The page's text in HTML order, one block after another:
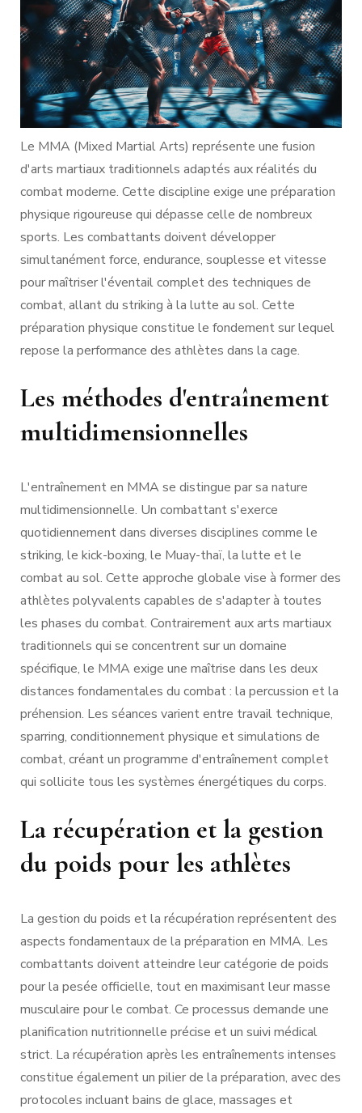
Le MMA (Mixed Martial Arts) représente une fusion
d'arts martiaux traditionnels adaptés aux réalités du
combat moderne. Cette discipline exige une préparation
physique rigoureuse qui dépasse celle de nombreux
sports. Les combattants doivent développer
simultanément force, endurance, souplesse et vitesse
pour maîtriser l'éventail complet des techniques de
combat, allant du striking à la lutte au sol. Cette
préparation physique constitue le fondement sur lequel
repose la performance des athlètes dans la cage.
Les méthodes d'entraînement
multidimensionnelles
L'entraînement en MMA se distingue par sa nature
multidimensionnelle. Un combattant s'exerce
quotidiennement dans diverses disciplines comme le
striking, le kick-boxing, le Muay-thaï, la lutte et le
combat au sol. Cette approche globale vise à former des
athlètes polyvalents capables de s'adapter à toutes
les phases du combat. Contrairement aux arts martiaux
traditionnels qui se concentrent sur un domaine
spécifique, le MMA exige une maîtrise dans les deux
distances fondamentales du combat : la percussion et la
préhension. Les séances varient entre travail technique,
sparring, conditionnement physique et simulations de
combat, créant un programme d'entraînement complet
qui sollicite tous les systèmes énergétiques du corps.
La récupération et la gestion
du poids pour les athlètes
La gestion du poids et la récupération représentent des
aspects fondamentaux de la préparation en MMA. Les
combattants doivent atteindre leur catégorie de poids
pour la pesée officielle, tout en maximisant leur masse
musculaire pour le combat. Ce processus demande une
planification nutritionnelle précise et un suivi médical
strict. La récupération après les entraînements intenses
constitue également un pilier de la préparation, avec des
protocoles incluant bains de glace, massages et